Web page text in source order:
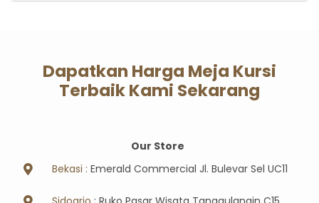
Dapatkan Harga Meja Kursi
Terbaik Kami Sekarang
Our Store
Bekasi : Emerald Commercial Jl. Bulevar Sel UC11